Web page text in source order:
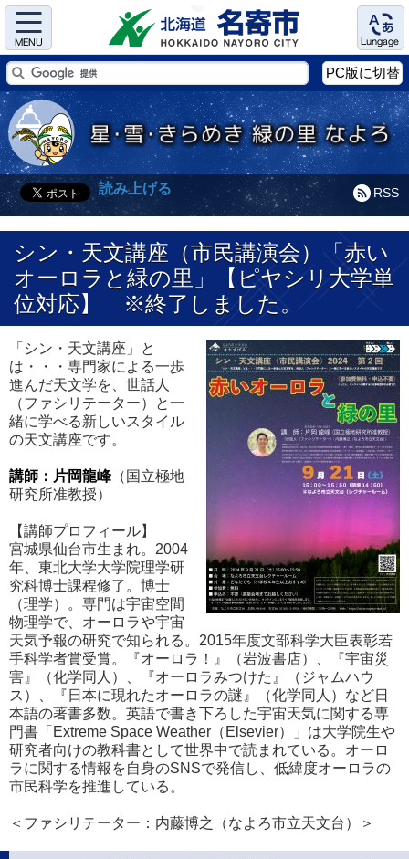
Menu Language
PC版に切替
RSS
読み上げる
シン・天文講座（市民講演会）「赤い
オーロラと緑の里」【ピヤシリ大学単
位対応】 ※終了しました。
「シン・天文講座」と
は・・・専門家による一歩
進んだ天文学を、世話人
（ファシリテーター）と一
緒に学べる新しいスタイル
の天文講座です。
講師：片岡龍峰（国立極地
研究所准教授）
【講師プロフィール】
宮城県仙台市生まれ。2004
年、東北大学大学院理学研
究科博士課程修了。博士
（理学）。専門は宇宙空間
物理学で、オーロラや宇宙
天気予報の研究で知られる。2015年度文部科学大臣表彰若
手科学者賞受賞。『オーロラ！』（岩波書店）、『宇宙災
害』（化学同人）、『オーロラみつけた』（ジャムハウ
ス）、『日本に現れたオーロラの謎』（化学同人）など日
本語の著書多数。英語で書き下ろした宇宙天気に関する専
門書「Extreme Space Weather（Elsevier）」は大学院生や
研究者向けの教科書として世界中で読まれている。オーロ
ラに関する情報を自身のSNSで発信し、低緯度オーロラの
市民科学を推進している。
＜ファシリテーター：内藤博之（なよろ市立天文台）＞